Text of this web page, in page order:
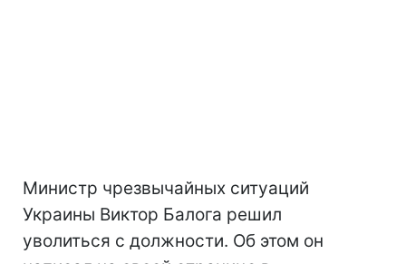
Министр чрезвычайных ситуаций
Украины Виктор Балога решил
уволиться с должности. Об этом он